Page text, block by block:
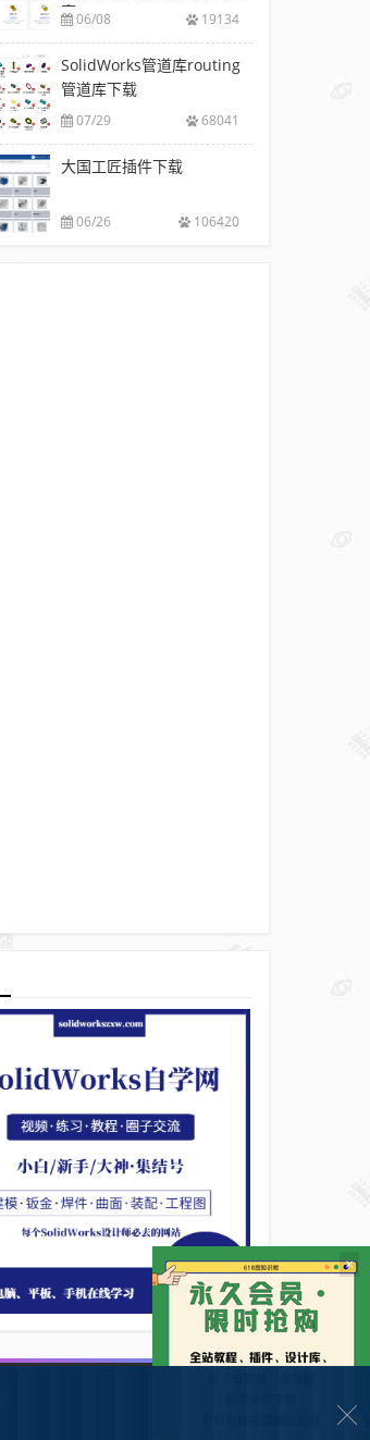
率06/08 19134
SolidWorks管道库routing
管道库下载
07/29 68041
大国工匠插件下载
06/26 106420
×